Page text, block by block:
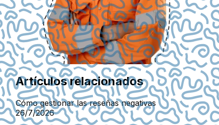
Artículos relacionados
Cómo gestionar las reseñas negativas
26/7/2026